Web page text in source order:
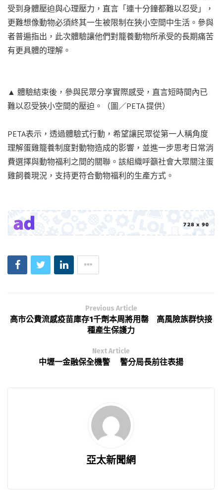
受到身體壓迫與心理壓力，直言「連十分鐘都難以忍受」，
更難想像動物必須終其一生被限制在狹小空間中生活。參與
者普遍指出，此次體驗讓他們對籠養動物所承受的長期痛苦
有更具體的理解。
▲ 體驗結束後，參與民眾分享實際感受，直言短時間內已
難以忍受狹小空間的壓迫。（圖／PETA 提供）
PETA表示，透過體驗式行動，希望讓民眾從第一人稱角度
理解蛋雞籠養制度對動物造成的影響，並進一步思考日常消
費選擇與動物福利之間的關聯。該組織呼籲社會大眾關注蛋
雞飼養現況，支持更符合動物福利的生產方式。
Previous Article
高市公費流感疫苗庫存1千劑本周將用罄 高風險族群快接
種產生保護力
Next Article
中壢一金融保全機警 警分局長前往表揚
亞太新聞網